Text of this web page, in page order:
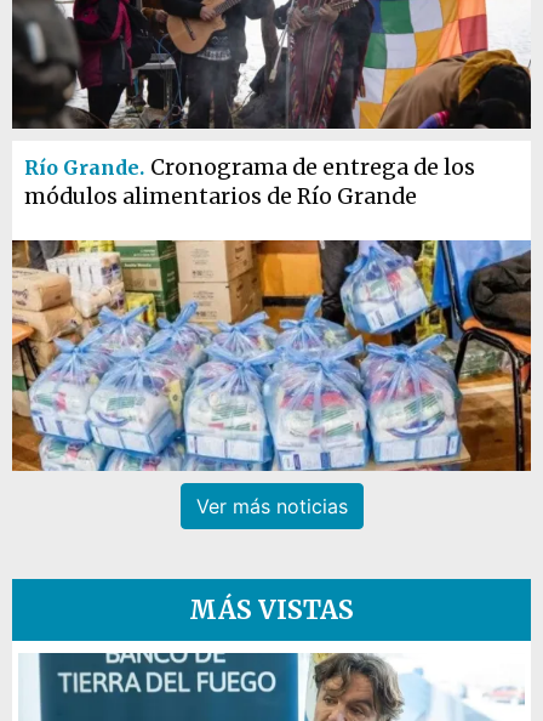
Río Grande. Cronograma de entrega de los
módulos alimentarios de Río Grande
Ver más noticias
MÁS VISTAS
1